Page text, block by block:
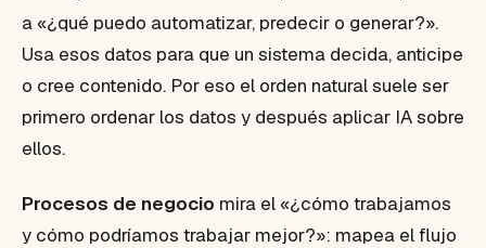
a «¿qué puedo automatizar, predecir o generar?».
Usa esos datos para que un sistema decida, anticipe
o cree contenido. Por eso el orden natural suele ser
primero ordenar los datos y después aplicar IA sobre
ellos.
Procesos de negocio mira el «¿cómo trabajamos
y cómo podríamos trabajar mejor?»: mapea el flujo